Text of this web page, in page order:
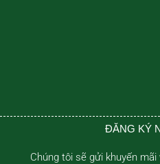
ĐĂNG KÝ
Chúng tôi sẽ gửi khuyến